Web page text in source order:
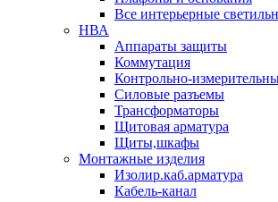
Все интерьерные
НВА
Аппараты защиты
Коммутация
Контрольно-
Силовые разъемы
Трансформаторы
Щитовая арматура
Щиты,шкафы
Монтажные изделия
Изолир.каб.арматура
Кабель-канал